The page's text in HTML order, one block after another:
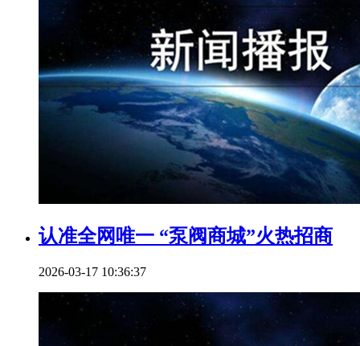
认准全网唯一 “泵阀商城”火热招商
2026-03-17 10:36:37